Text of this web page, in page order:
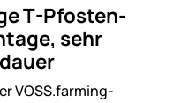
T-Pfosten-
sehr
VOSS.farming-